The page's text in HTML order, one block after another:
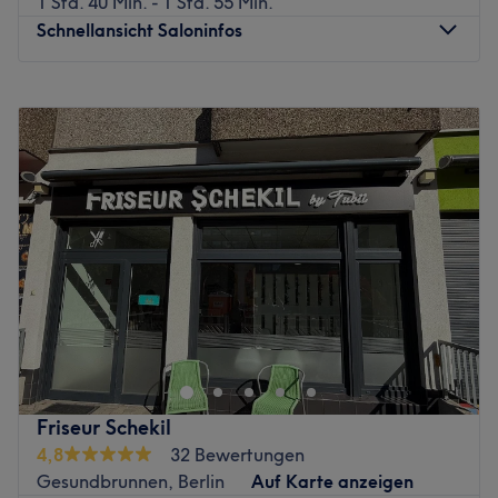
Kundin und jedem Kunden ein gutes Ergebnis und
Wohlgefühl zu bieten.
Atmosphäre: Einladend, herzlich, angenehm.
Expertise: Haarschnitte und Colorationen.
Produkte und Produktmarken: Hochwertige Produkte.
Extras: Kostenlose Getränke, Haustiere erlaubt,
kinderfreundlich und barrierefrei.
Zurück zur Salonansicht
Schnellansicht Saloninfos
Dienstag
09:00–18:00
Mittwoch
18:00
Donnerstag
09:00
18:00
Freitag
09:00
18:00
Samstag
09:00–13:00
Sonntag
Geschlossen
Hairliche Zeiten - der Friseursalon, im Berliner Stadtteil
Reinickendorf, macht Ihren Friseurbesuch zu einem tollen
Erlebnis und punktet mit tollen Schnitten und fabelhaften
Colorationen.
Sie erwarten "hairliche Zeiten" - getreu dem Namen
machen die Haar-Profis des Salons, in der Markstraße,
Ihren Besuch zu einem absoluten Beauty-Highlight.
Friseur Schekil
4,8
32 Bewertungen
Gesundbrunnen, Berlin
Auf Karte anzeigen